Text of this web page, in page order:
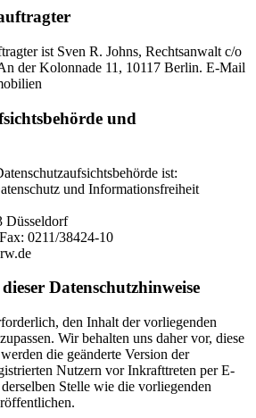
ist Sven R. Johns, Rechtsanwalt c/o
der Kolonnade 11, 10117 Berlin. E-Mail
und
ist:
und Informationsfreiheit
Düsseldorf
0211/38424-10
Datenschutzhinweise
den Inhalt der vorliegenden
Wir behalten uns daher vor, diese
die geänderte Version der
Nutzern vor Inkrafttreten per E-
Stelle wie die vorliegenden